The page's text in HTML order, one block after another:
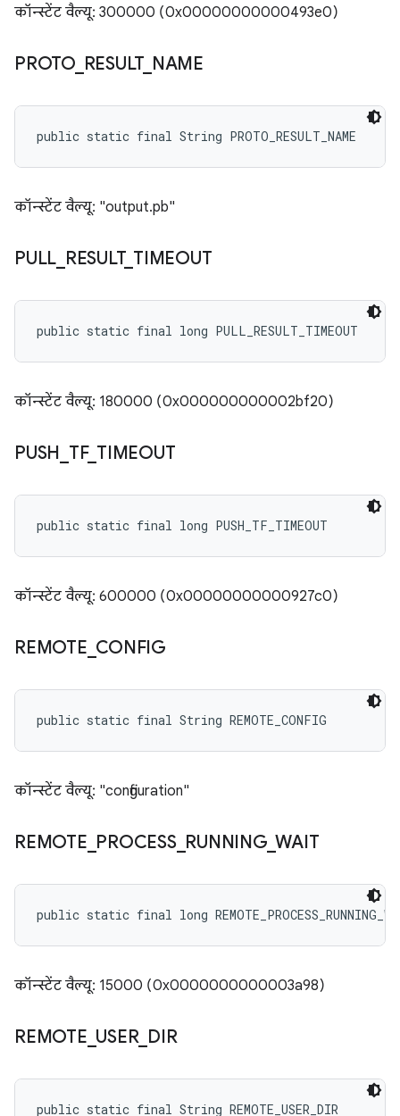
कॉन्स्टेंट वैल्यू: 300000 (0x00000000000493e0)
PROTO_ RESULT_ NAME
public static final String PROTO_RESULT_NAME
कॉन्स्टेंट वैल्यू: "output.pb"
PULL RESULT_ TIMEOUT
public static final long PULL_RESULT_TIMEOUT
कॉन्स्टेंट वैल्यू: 180000 (0x000000000002bf20)
PUSH TF_ TIMEOUT
public static final long PUSH_TF_TIMEOUT
कॉन्स्टेंट वैल्यू: 600000 (0x00000000000927c0)
REMOTE CONFIG
public static final String REMOTE_CONFIG
कॉन्स्टेंट वैल्यू: "configuration"
REMOTE PROCESS_ RUNNING_WAIT
public static final long
कॉन्स्टेंट वैल्यू: 15000 (0x0000000000003a98)
REMOTE USER_ DIR
public static final String REMOTE_USER_DIR